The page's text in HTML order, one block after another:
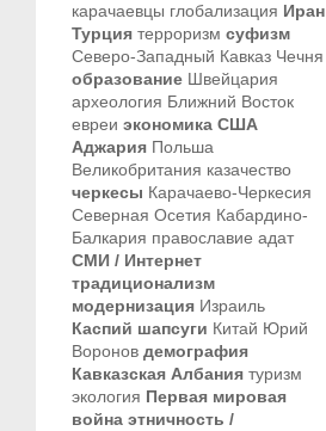
карачаевцы глобализация Иран
Турция терроризм суфизм
Северо-Западный Кавказ Чечня
образование Швейцария
археология Ближний Восток
евреи экономика США
Аджария Польша
Великобритания казачество
черкесы Карачаево-Черкесия
Северная Осетия Кабардино-
Балкария православие адат
СМИ / Интернет
традиционализм
модернизация Израиль
Каспий шапсуги Китай Юрий
Воронов демография
Кавказская Албания туризм
экология Первая мировая
война этничность /